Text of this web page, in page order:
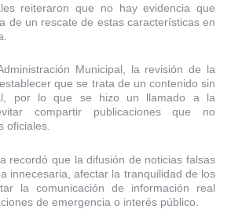
reiteraron que no hay evidencia que
de un rescate de estas características en
Municipal, la revisión de la
que se trata de un contenido sin
por lo que se hizo un llamado a la
compartir publicaciones que no
oficiales.
recordó que la difusión de noticias falsas
innecesaria, afectar la tranquilidad de los
la comunicación de información real
de emergencia o interés público.